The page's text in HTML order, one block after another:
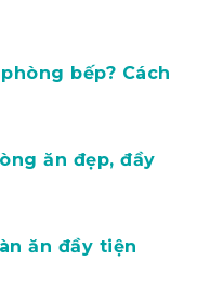
bếp? Cách
ăn đẹp, đầy
ăn đầy tiện